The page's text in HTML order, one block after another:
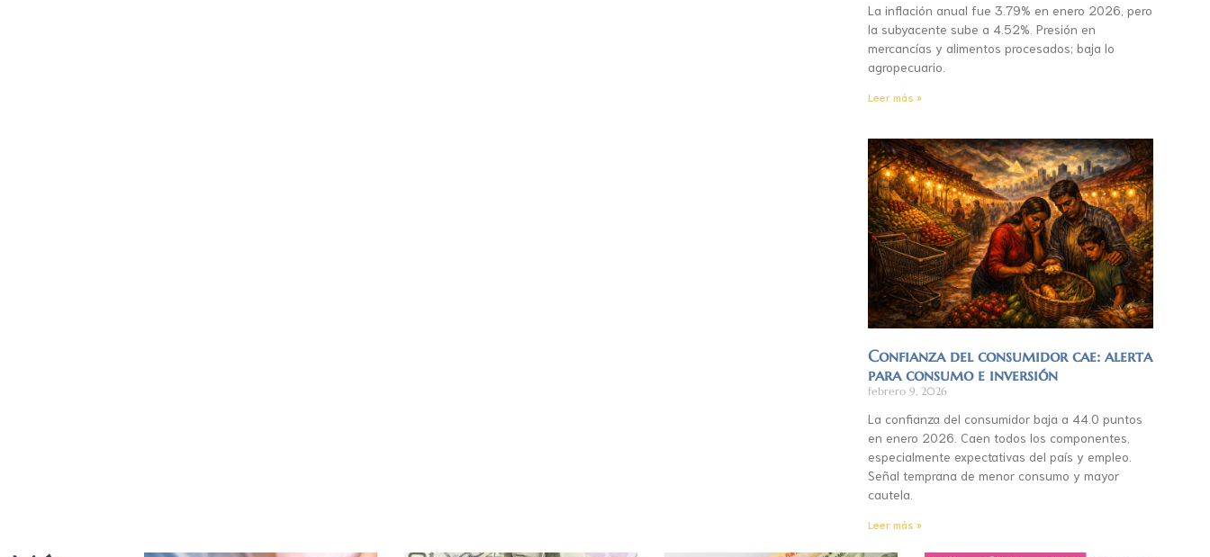
La inflación anual fue 3.79% en enero 2026, pero
la subyacente sube a 4.52%. Presión en
mercancías y alimentos procesados; baja lo
agropecuario.
Leer más »
Confianza del consumidor cae: alerta
para consumo e inversión
febrero 9, 2026
La confianza del consumidor baja a 44.0 puntos
en enero 2026. Caen todos los componentes,
especialmente expectativas del país y empleo.
Señal temprana de menor consumo y mayor
cautela.
Leer más »